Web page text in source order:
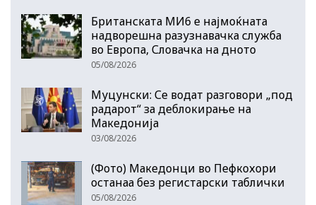
Британската МИ6 е најмоќната
надворешна разузнавачка служба
во Европа, Словачка на дното
05/08/2026
Муцунски: Се водат разговори „под
радарот“ за деблокирање на
Македонија
03/08/2026
(Фото) Македонци во Пефкохори
останаа без регистарски таблички
05/08/2026